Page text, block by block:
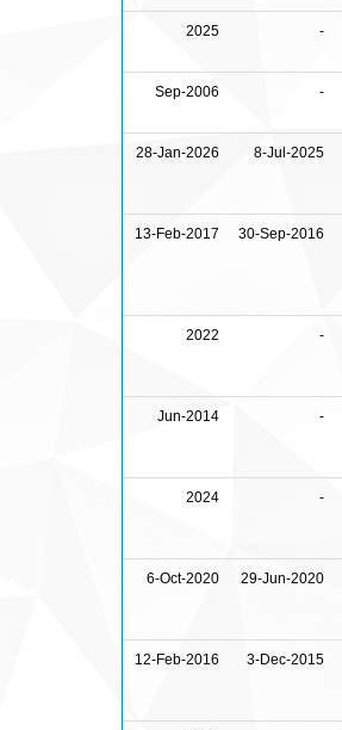
2025 -
Sep-2006 -
28-Jan-2026 8-Jul-2025
13-Feb-2017 30-Sep-2016
2022 -
Jun-2014 -
2024 -
6-Oct-2020 29-Jun-2020
12-Feb-2016 3-Dec-2015